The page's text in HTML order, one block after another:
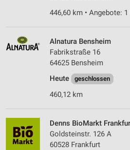
446,60 km • Angebote:
Alnatura Bensheim
Fabrikstraße 16
64625 Bensheim
Heute
geschlossen
460,12 km
Denns BioMarkt
Goldsteinstr. 126 A
60528 Frankfurt
Verwendung von Profilen zur
Messung der Werbeleistung
Messung der Performance von
Analyse von Zielgruppen durch
Kombinationen von Daten aus
Entwicklung und Verbesserung der
Verwendung reduzierter Daten zur